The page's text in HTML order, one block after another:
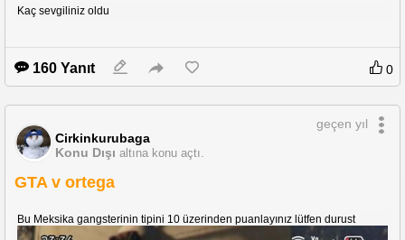
Kaç sevgiliniz oldu
160 Yanıt 0
Cirkinkurubaga
Konu Dışı altına konu açtı.
geçen yıl
GTA v ortega
Bu Meksika gangsterinin tipini 10 üzerinden puanlayınız lütfen durust